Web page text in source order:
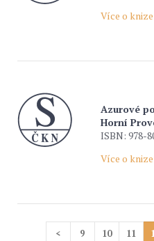
Více o knize
Azurové
Horní
ISBN: 978-
Více o knize
< 9 10 11